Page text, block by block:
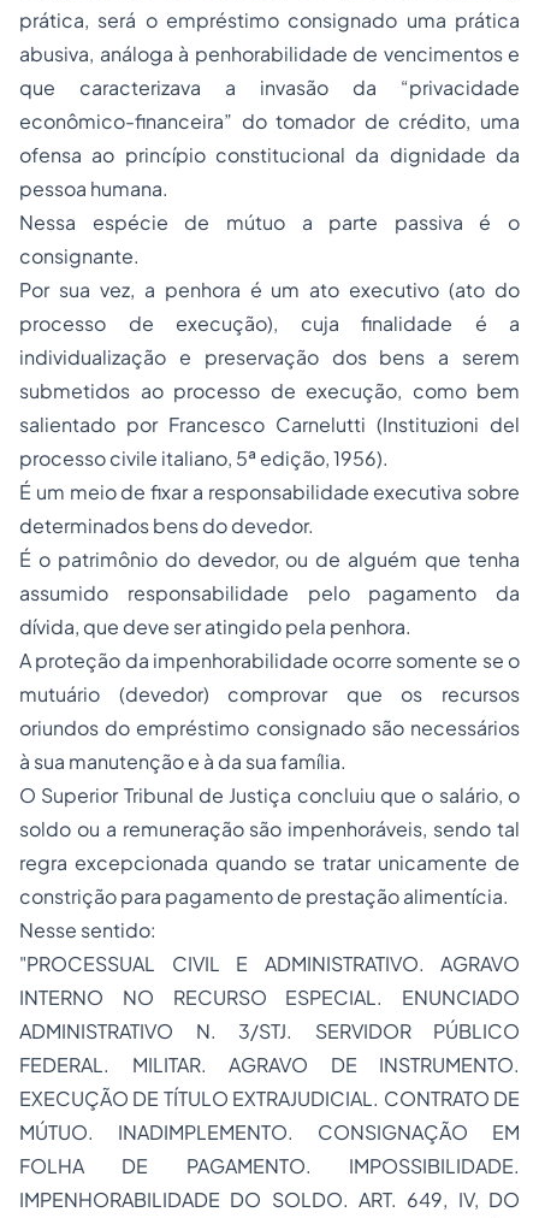
prática, será o empréstimo consignado uma prática
abusiva, análoga à penhorabilidade de vencimentos e
que caracterizava a invasão da “privacidade
econômico-financeira” do tomador de crédito, uma
ofensa ao princípio constitucional da dignidade da
pessoa humana.
Nessa espécie de mútuo a parte passiva é o
consignante.
Por sua vez, a penhora é um ato executivo (ato do
processo de execução), cuja finalidade é a
individualização e preservação dos bens a serem
submetidos ao processo de execução, como bem
salientado por Francesco Carnelutti (Instituzioni del
processo civile italiano, 5ª edição, 1956).
É um meio de fixar a responsabilidade executiva sobre
determinados bens do devedor.
É o patrimônio do devedor, ou de alguém que tenha
assumido responsabilidade pelo pagamento da
dívida, que deve ser atingido pela penhora.
A proteção da impenhorabilidade ocorre somente se o
mutuário (devedor) comprovar que os recursos
oriundos do empréstimo consignado são necessários
à sua manutenção e à da sua família.
O Superior Tribunal de Justiça concluiu que o salário, o
soldo ou a remuneração são impenhoráveis, sendo tal
regra excepcionada quando se tratar unicamente de
constrição para pagamento de prestação alimentícia.
Nesse sentido:
"PROCESSUAL CIVIL E ADMINISTRATIVO. AGRAVO
INTERNO NO RECURSO ESPECIAL. ENUNCIADO
ADMINISTRATIVO N. 3/STJ. SERVIDOR PÚBLICO
FEDERAL. MILITAR. AGRAVO DE INSTRUMENTO.
EXECUÇÃO DE TÍTULO EXTRAJUDICIAL. CONTRATO DE
MÚTUO. INADIMPLEMENTO. CONSIGNAÇÃO EM
FOLHA DE PAGAMENTO. IMPOSSIBILIDADE.
IMPENHORABILIDADE DO SOLDO. ART. 649, IV, DO